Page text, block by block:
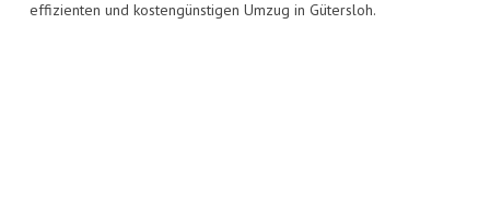
effizienten und kostengünstigen Umzug in Gütersloh.